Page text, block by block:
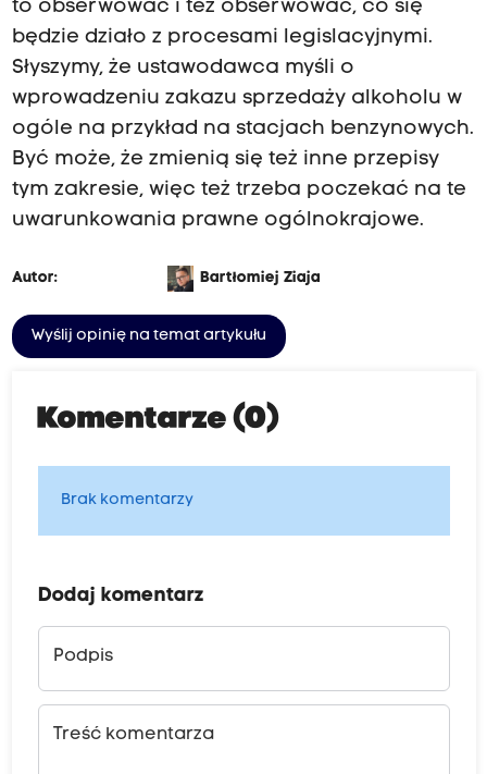
to obserwować i też obserwować, co się
będzie działo z procesami legislacyjnymi.
Słyszymy, że ustawodawca myśli o
wprowadzeniu zakazu sprzedaży alkoholu w
ogóle na przykład na stacjach benzynowych.
Być może, że zmienią się też inne przepisy
tym zakresie, więc też trzeba poczekać na te
uwarunkowania prawne ogólnokrajowe.
Autor: Bartłomiej Ziaja
Wyślij opinię na temat artykułu
Komentarze (0)
Brak komentarzy
Dodaj komentarz
Podpis
Treść komentarza